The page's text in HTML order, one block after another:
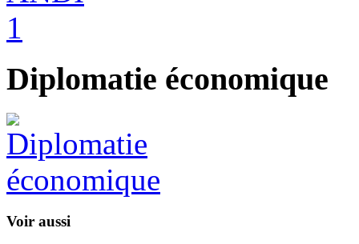
Diplomatie économique
Voir aussi